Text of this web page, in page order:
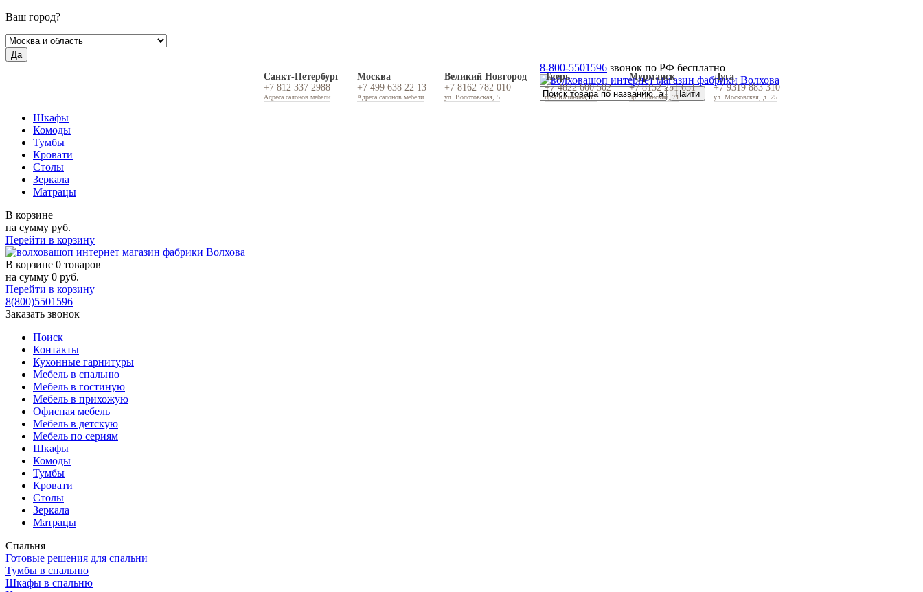
Ваш город?
Да
Санкт-Петербург
+7 812 337 2988
Адреса салонов мебели
Москва
+7 499 638 22 13
Адреса салонов мебели
Великий Новгород
+7 8162 782 010
ул. Волотовская, 5
Тверь
+7 4822 600 502
пр-т Калинина, 17
Мурманск
+7 8152 251 651
пр. Кольский, 71
Луга
+7 9319 883 310
ул. Московская, д. 25
8-800-5501596 звонок по РФ бесплатно
Шкафы
Комоды
Тумбы
Кровати
Столы
Зеркала
Матрацы
В корзине
на сумму руб.
Перейти в корзину
В корзине 0 товаров
на сумму 0 руб.
Перейти в корзину
8(800)5501596
Заказать звонок
Поиск
Контакты
Кухонные гарнитуры
Мебель в спальню
Мебель в гостиную
Мебель в прихожую
Офисная мебель
Мебель в детскую
Мебель по сериям
Шкафы
Комоды
Тумбы
Кровати
Столы
Зеркала
Матрацы
Спальня
Готовые решения для спальни
Тумбы в спальню
Шкафы в спальню